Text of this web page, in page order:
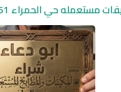
مستعمله حي الحمراء 0556045661